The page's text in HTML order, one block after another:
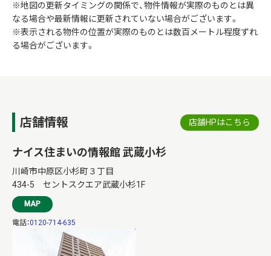
※地図の更新タイミングの関係で、物件情報が実際のものとは異
なる場合や最新情報に更新されていない場合がございます。
※表示される物件の位置が実際のものとは数百メートル程度ずれ
る場合がございます。
店舗情報 店舗HPはこちら
ナイス住まいの情報館 武蔵小杉
川崎市中原区小杉町３丁目
434-5 セントスクエア武蔵小杉1F
MAP
電話：0120-714-635